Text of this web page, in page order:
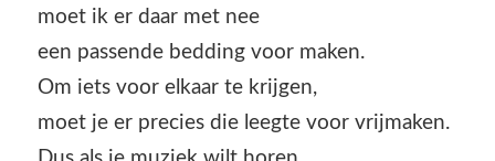
moet ik er daar met nee
een passende bedding voor maken.
Om iets voor elkaar te krijgen,
moet je er precies die leegte voor vrijmaken.